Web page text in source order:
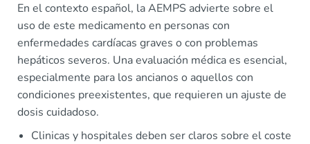
En el contexto español, la AEMPS advierte sobre el
uso de este medicamento en personas con
enfermedades cardíacas graves o con problemas
hepáticos severos. Una evaluación médica es esencial,
especialmente para los ancianos o aquellos con
condiciones preexistentes, que requieren un ajuste de
dosis cuidadoso.
Clinicas y hospitales deben ser claros sobre el coste